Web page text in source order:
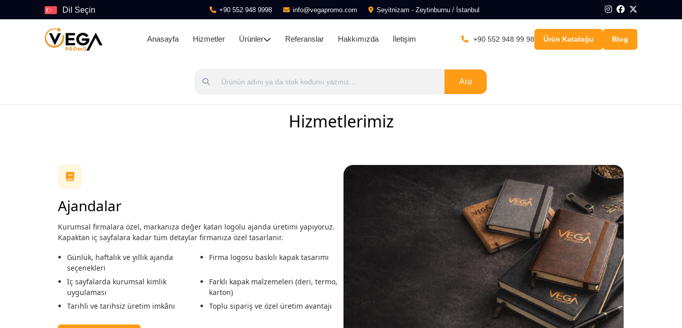
Dil Seçin +90 552 948 9998 info@vegapromo.com Seyitnizam - Zeytinburnu / İstanbul
Anasayfa Hizmetler Ürünler Referanslar Hakkımızda İletişim +90 552 948 99 98 Ürün Kataloğu Blog
Ara
Hizmetlerimiz
Ajandalar
Kurumsal firmalara özel, markanıza değer katan logolu ajanda üretimi yapıyoruz.
Kapaktan iç sayfalara kadar tüm detaylar firmanıza özel tasarlanır.
Günlük, haftalık ve yıllık ajanda
seçenekleri
Firma logosu baskılı kapak tasarımı
İç sayfalarda kurumsal kimlik
uygulaması
Farklı kapak malzemeleri (deri, termo,
karton)
Tarihli ve tarihsiz üretim imkânı
Toplu sipariş ve özel üretim avantajı